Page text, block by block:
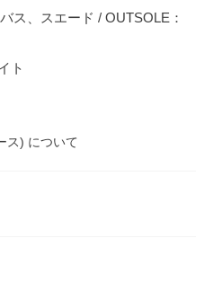
ス、スエード / OUTSOLE：
ト
ス) について